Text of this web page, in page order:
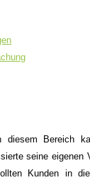
diesem Bereich
seine eigenen
Kunden in